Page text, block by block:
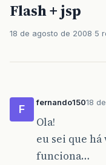
Flash + jsp
18 de agosto de 2008 5
F
fernando15018
Ola!
eu sei que
funciona…